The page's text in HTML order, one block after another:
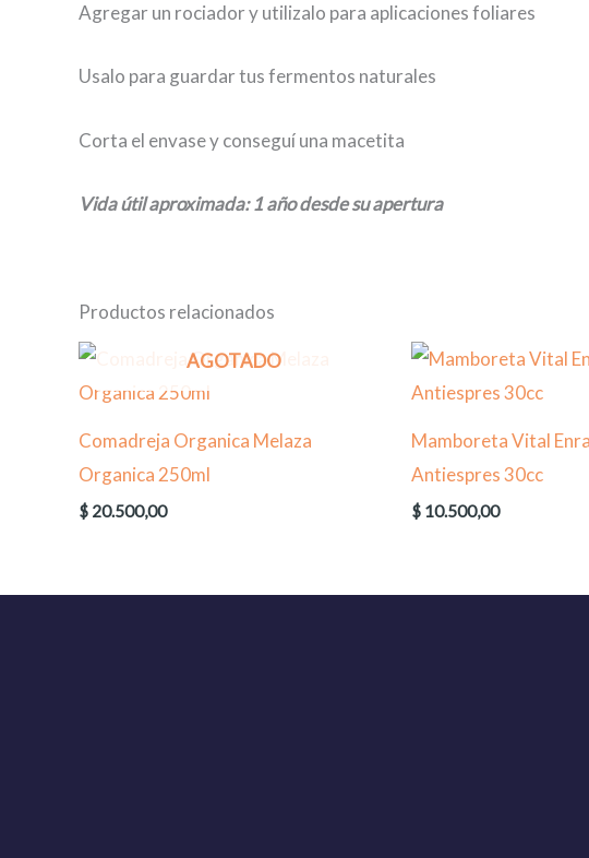
Agregar un rociador y utilizalo para aplicaciones foliares
Usalo para guardar tus fermentos naturales
Corta el envase y conseguí una macetita
Vida útil aproximada: 1 año desde su apertura
Productos relacionados
AGOTADO
Comadreja Organica Melaza
Organica 250ml
$ 20.500,00
Mamboreta Vital
Antiespres 30cc
$ 10.500,00